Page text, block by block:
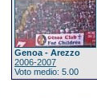
Genoa - Arezzo
2006-2007
Voto medio: 5.00